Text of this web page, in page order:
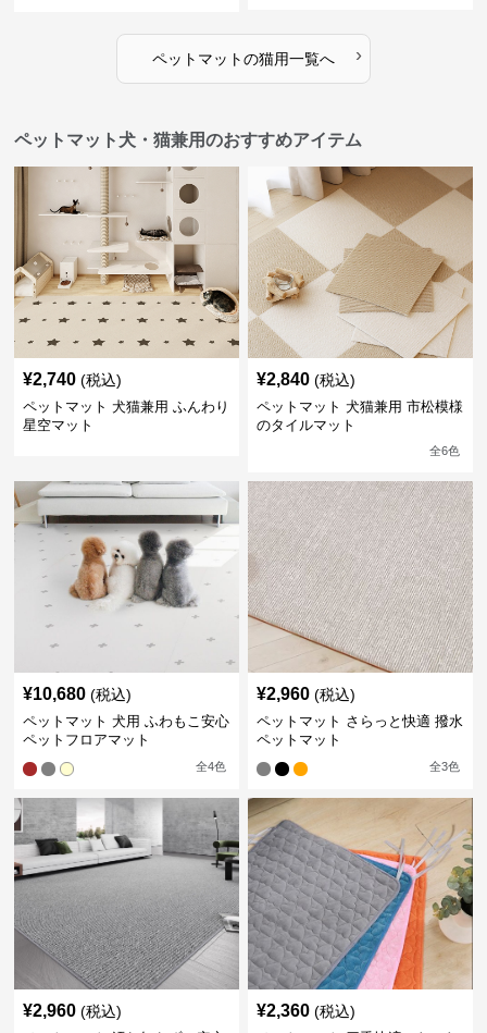
ペットマットの猫用一覧へ ›
ペットマット犬・猫兼用のおすすめアイテム
¥2,740 (税込)
ペットマット 犬猫兼用 ふんわり
星空マット
¥2,840 (税込)
ペットマット 犬猫兼用 市松模様
のタイルマット
全6色
¥10,680 (税込)
ペットマット 犬用 ふわもこ安心
ペットフロアマット
全4色
¥2,960 (税込)
ペットマット さらっと快適 撥水
ペットマット
全3色
¥2,960 (税込) ¥2,360 (税込)